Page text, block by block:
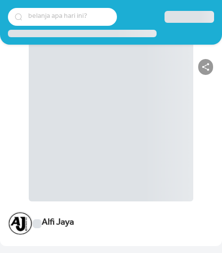
belanja apa hari ini?
Alfi Jaya